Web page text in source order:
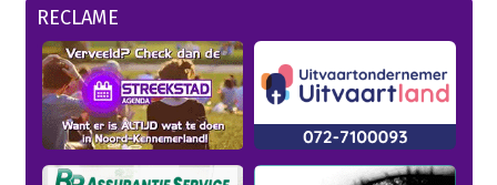
RECLAME